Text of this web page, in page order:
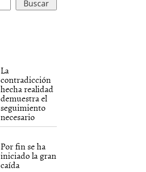
La
contradicción
hecha realidad
demuestra el
seguimiento
necesario
Por fin se ha
iniciado la gran
caída